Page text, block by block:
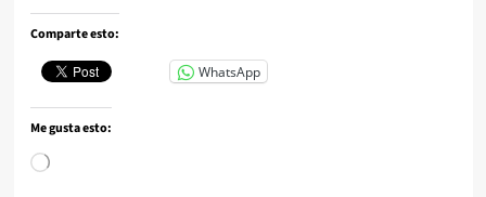
Comparte esto:
WhatsApp
Me gusta esto:
Cargando...